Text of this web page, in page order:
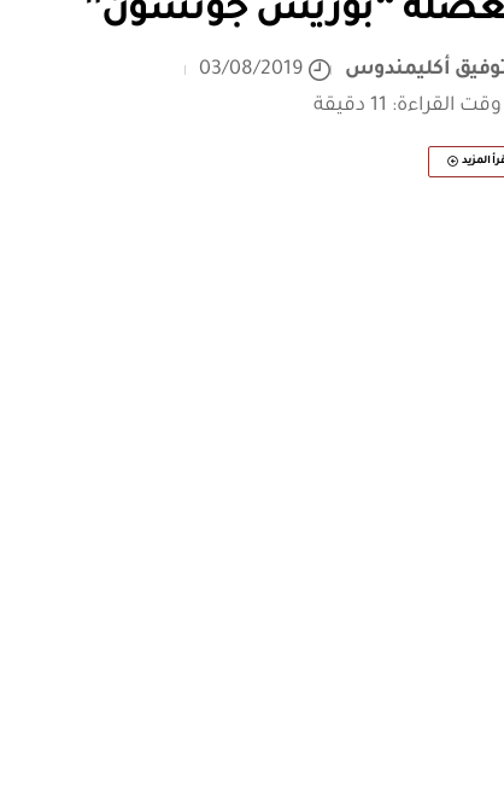
“بوريس جونسون”
أكليمندوس
03/08/2019
وقت القراءة: 11 دقيقة
المزيد